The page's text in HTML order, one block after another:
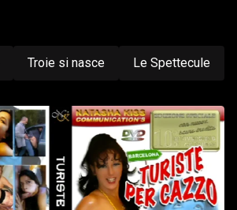
Troie si nasce Le Spettecule